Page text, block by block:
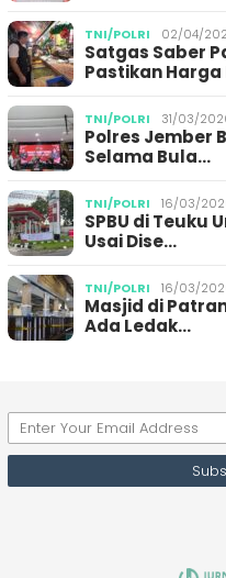
TNI/POLRI 02/04/
Satgas Saber
Pastikan Harga
TNI/POLRI 31/03/
Polres Jember
Selama Bula…
TNI/POLRI 16/03/
SPBU di Teuku
Usai Dise…
TNI/POLRI 16/03/
Masjid di
Ada Ledak…